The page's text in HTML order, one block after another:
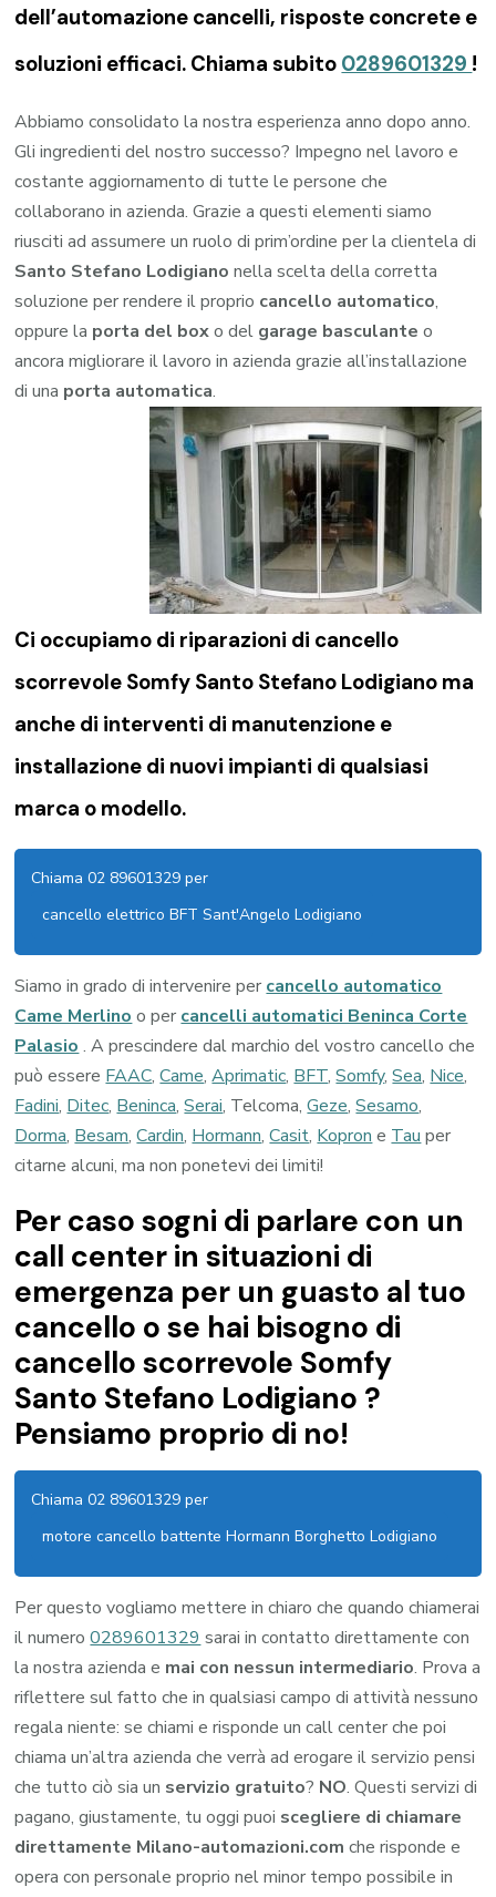
dell’automazione cancelli, risposte concrete e
soluzioni efficaci. Chiama subito 0289601329 !
Abbiamo consolidato la nostra esperienza anno dopo anno.
Gli ingredienti del nostro successo? Impegno nel lavoro e
costante aggiornamento di tutte le persone che
collaborano in azienda. Grazie a questi elementi siamo
riusciti ad assumere un ruolo di prim’ordine per la clientela di
Santo Stefano Lodigiano nella scelta della corretta
soluzione per rendere il proprio cancello automatico,
oppure la porta del boxo del garage basculante o
ancora migliorare il lavoro in azienda grazie all’installazione
di una porta automatica.
Ci occupiamo di riparazioni di cancello
scorrevole Somfy Santo Stefano Lodigiano ma
anche di interventi di manutenzione e
installazione di nuovi impianti di qualsiasi
marca o modello.
Chiama 02 89601329 per
cancello elettrico BFT Sant'Angelo Lodigiano
Siamo in grado di intervenire per cancello automatico
Came Merlino o per cancelli automatici Beninca Corte
Palasio . A prescindere dal marchio del vostro cancello che
può essere FAAC,Came,Aprimatic, BFT,Somfy,Sea, Nice,
Fadini, Ditec, Beninca,Serai, Telcoma,Geze,Sesamo,
Dorma, Besam,Cardin, Hormann,Casit, Kopron e Tau per
citarne alcuni, ma non ponetevi dei limiti!
Per caso sogni di parlare con un
call center in situazioni di
emergenza per un guasto al tuo
cancello o se hai bisogno di
cancello scorrevole Somfy
Santo Stefano Lodigiano ?
Pensiamo proprio di no!
Chiama 02 89601329 per
motore cancello battente Hormann Borghetto Lodigiano
Per questo vogliamo mettere in chiaro che quando chiamerai
il numero0289601329 sarai in contatto direttamente con
la nostra azienda e mai con nessun intermediario. Prova a
riflettere sul fatto che in qualsiasi campo di attività nessuno
regala niente: se chiami e risponde un call center che poi
chiama un’altra azienda che verrà ad erogare il servizio pensi
che tutto ciò sia un servizio gratuito? NO. Questi servizi di
pagano, giustamente, tu oggi puoi scegliere di chiamare
direttamente Milano-automazioni.com che risponde e
opera con personale proprio nel minor tempo possibile in